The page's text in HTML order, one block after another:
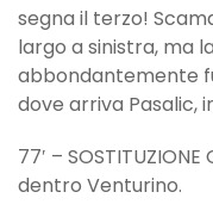
segna il terzo!
largo a sinistra, ma
abbondantemente
dove arriva Pasalic,
77′ –
dentro Venturino.